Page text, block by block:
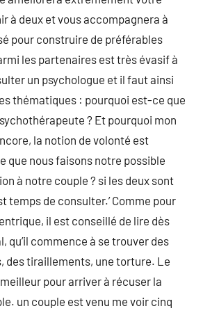
à deux et vous accompagnera à
pour construire de préférables
les partenaires est très évasif à
un psychologue et il faut ainsi
thématiques : pourquoi est-ce que
? Et pourquoi mon
la notion de volonté est
que nous faisons notre possible
à notre couple ? si les deux sont
temps de consulter.’ Comme pour
il est conseillé de lire dès
qu’il commence à se trouver des
des tiraillements, une torture. Le
pour arriver à récuser la
un couple est venu me voir cinq